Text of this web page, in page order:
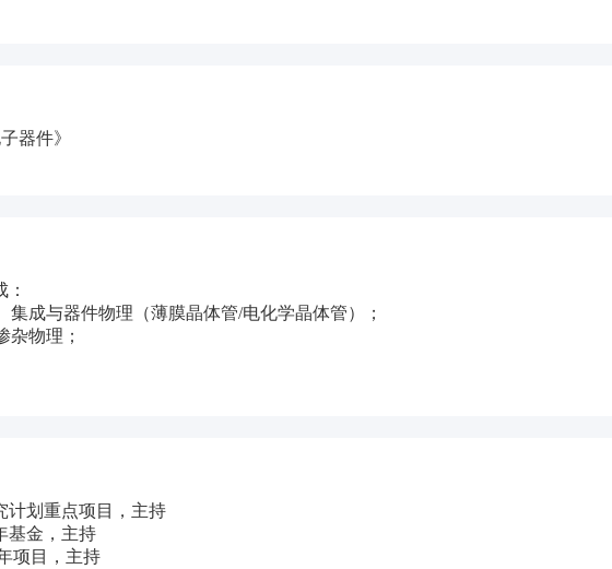
器件》
集成与器件物理（薄膜晶体管/电化学晶体管）；
杂物理；
计划重点项目，主持
基金，主持
项目，主持